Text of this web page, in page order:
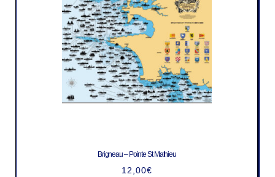
Brigneau – Pointe St Mathieu
12,00€